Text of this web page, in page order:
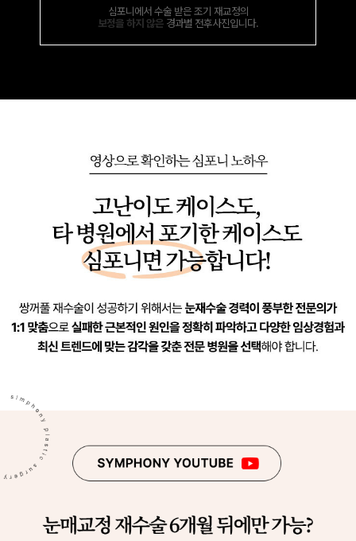
심포니에서 수술 받은 조기 재교정의
보정을 하지 않은 경과별 전후사진입니다.